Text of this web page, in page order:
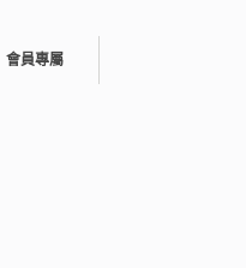
會員專屬